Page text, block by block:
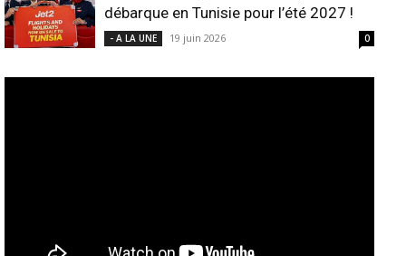
débarque en Tunisie pour l’été 2027 !
- A LA UNE 19 juin 2026 0